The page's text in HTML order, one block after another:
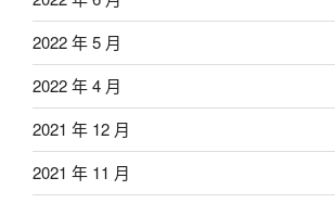
2022 年 5 月
2022 年 4 月
2021 年 12 月
2021 年 11 月